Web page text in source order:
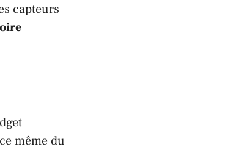
capteurs
même du